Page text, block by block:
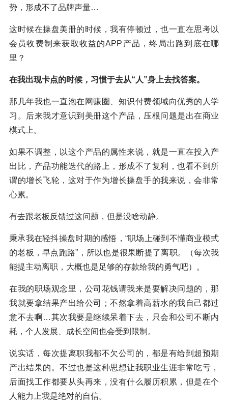
势，形成不了品牌声量…
这时候在操盘美册的时候，我有停顿过，也一直在思考以
会员收费制来获取收益的APP产品，终局出路到底在哪
里？
在我出现卡点的时候，习惯于去从“人”身上去找答案。
那几年我也一直泡在网赚圈、知识付费领域向优秀的人学
习。后来我才意识到美册这个产品，压根问题是出在商业
模式上。
如果不调整，以这个产品的属性来说，就是一直在投入产
出比，产品功能迭代的路上，形成不了复利，也看不到所
谓的增长飞轮，这对于作为增长操盘手的我来说，会非常
心累。
有去跟老板反馈过这问题，但是没啥动静。
秉承我在轻抖操盘时期的感悟，“职场上碰到不懂商业模式
的老板，早点跑路”，所以也是很果断提了离职。（每次我
能提主动离职，大概也是足够的存款给我的勇气吧）。
在我的职场观念里，公司花钱请我来是要解决问题的，那
我就要拿结果产出给公司；不然拿着高薪水的我自己都过
意不去啊…其次我要是继续呆着下去，只会和公司不断内
耗，个人发展、成长空间也会受到限制。
说实话，每次提离职我都不欠公司的，都是有给到超预期
产出结果的。不过也是这种思想让我职业生涯非常吃亏，
后面找工作都要从头再来，没有什么履历积累，但是在个
人能力上我是绝对的自信。